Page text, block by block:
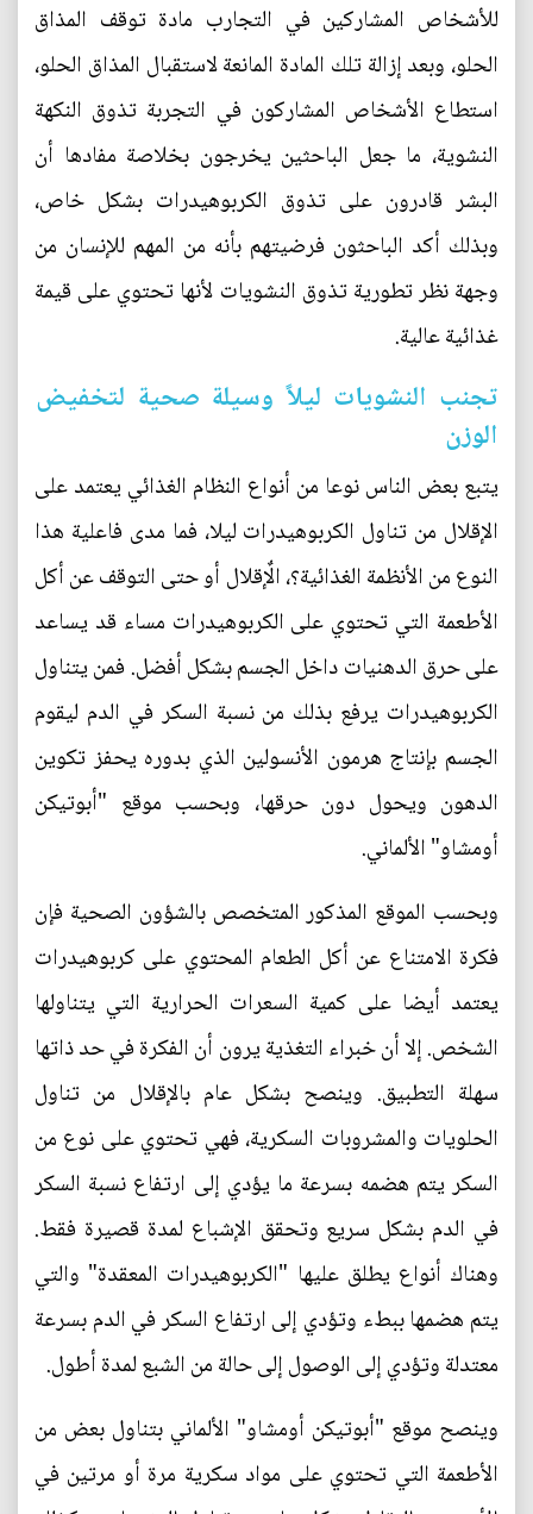
للأشخاص المشاركين في التجارب مادة توقف المذاق
الحلو، وبعد إزالة تلك المادة المانعة لاستقبال المذاق الحلو،
استطاع الأشخاص المشاركون في التجربة تذوق النكهة
النشوية، ما جعل الباحثين يخرجون بخلاصة مفادها أن
البشر قادرون على تذوق الكربوهيدرات بشكل خاص،
وبذلك أكد الباحثون فرضيتهم بأنه من المهم للإنسان من
وجهة نظر تطورية تذوق النشويات لأنها تحتوي على قيمة
غذائية عالية.
تجنب النشويات ليلاً وسيلة صحية لتخفيض
الوزن
يتبع بعض الناس نوعا من أنواع النظام الغذائي يعتمد على
الإقلال من تناول الكربوهيدرات ليلا، فما مدى فاعلية هذا
النوع من الأنظمة الغذائية؟، الٌإقلال أو حتى التوقف عن أكل
الأطعمة التي تحتوي على الكربوهيدرات مساء قد يساعد
على حرق الدهنيات داخل الجسم بشكل أفضل. فمن يتناول
الكربوهيدرات يرفع بذلك من نسبة السكر في الدم ليقوم
الجسم بإنتاج هرمون الأنسولين الذي بدوره يحفز تكوين
الدهون ويحول دون حرقها، وبحسب موقع "أبوتيكن
أومشاو" الألماني.
وبحسب الموقع المذكور المتخصص بالشؤون الصحية فإن
فكرة الامتناع عن أكل الطعام المحتوي على كربوهيدرات
يعتمد أيضا على كمية السعرات الحرارية التي يتناولها
الشخص. إلا أن خبراء التغذية يرون أن الفكرة في حد ذاتها
سهلة التطبيق. وينصح بشكل عام بالإقلال من تناول
الحلويات والمشروبات السكرية، فهي تحتوي على نوع من
السكر يتم هضمه بسرعة ما يؤدي إلى ارتفاع نسبة السكر
في الدم بشكل سريع وتحقق الإشباع لمدة قصيرة فقط.
وهناك أنواع يطلق عليها "الكربوهيدرات المعقدة" والتي
يتم هضمها ببطء وتؤدي إلى ارتفاع السكر في الدم بسرعة
معتدلة وتؤدي إلى الوصول إلى حالة من الشبع لمدة أطول.
وينصح موقع "أبوتيكن أومشاو" الألماني بتناول بعض من
الأطعمة التي تحتوي على مواد سكرية مرة أو مرتين في